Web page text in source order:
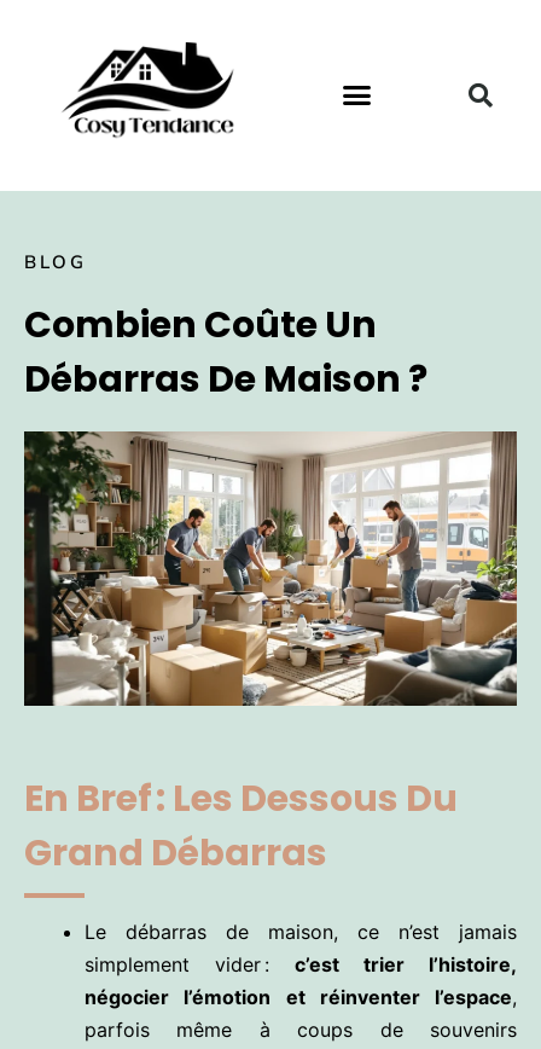
BLOG
Combien Coûte Un
Débarras De Maison ?
En Bref : Les Dessous Du
Grand Débarras
Le débarras de maison, ce n’est jamais
simplement vider : c’est trier l’histoire,
négocier l’émotion et réinventer l’espace,
parfois même à coups de souvenirs